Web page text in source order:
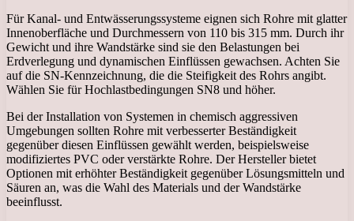
Für Kanal- und Entwässerungssysteme eignen sich Rohre mit glatter
Innenoberfläche und Durchmessern von 110 bis 315 mm. Durch ihr
Gewicht und ihre Wandstärke sind sie den Belastungen bei
Erdverlegung und dynamischen Einflüssen gewachsen. Achten Sie
auf die SN-Kennzeichnung, die die Steifigkeit des Rohrs angibt.
Wählen Sie für Hochlastbedingungen SN8 und höher.
Bei der Installation von Systemen in chemisch aggressiven
Umgebungen sollten Rohre mit verbesserter Beständigkeit
gegenüber diesen Einflüssen gewählt werden, beispielsweise
modifiziertes PVC oder verstärkte Rohre. Der Hersteller bietet
Optionen mit erhöhter Beständigkeit gegenüber Lösungsmitteln und
Säuren an, was die Wahl des Materials und der Wandstärke
beeinflusst.